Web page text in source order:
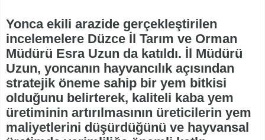
Yonca ekili arazide gerçekleştirilen
incelemelere Düzce İl Tarım ve Orman
Müdürü Esra Uzun da katıldı. İl Müdürü
Uzun, yoncanın hayvancılık açısından
stratejik öneme sahip bir yem bitkisi
olduğunu belirterek, kaliteli kaba yem
üretiminin artırılmasının üreticilerin yem
maliyetlerini düşürdüğünü ve hayvansal